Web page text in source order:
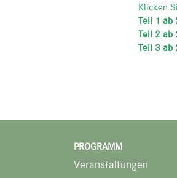
Klicken
Teil 1 ab
Teil 2 ab
Teil 3 ab
PROGRAMM
Veranstaltungen